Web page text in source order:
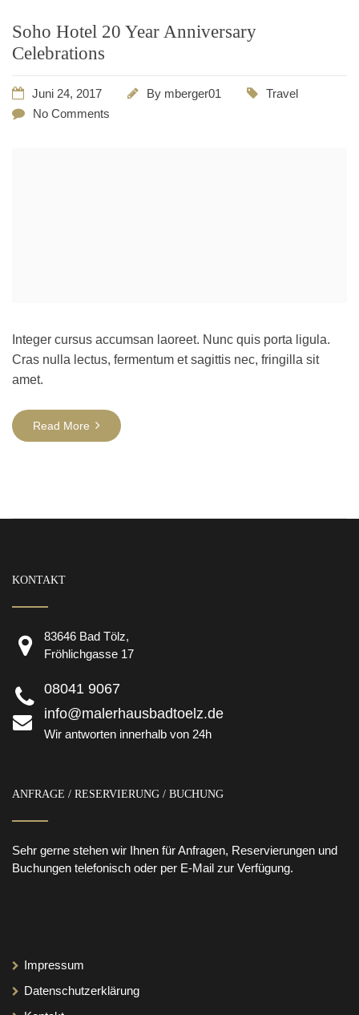
Soho Hotel 20 Year Anniversary
Celebrations
Juni 24, 2017 By mberger01
Travel
No Comments
Integer cursus accumsan laoreet. Nunc quis porta ligula.
Cras nulla lectus, fermentum et sagittis nec, fringilla sit
amet.
Read More
KONTAKT
83646 Bad Tölz,
Fröhlichgasse 17
08041 9067
info@malerhausbadtoelz.de
Wir antworten innerhalb von 24h
ANFRAGE / RESERVIERUNG / BUCHUNG
Sehr gerne stehen wir Ihnen für Anfragen, Reservierungen und
Buchungen telefonisch oder per E-Mail zur Verfügung.
Impressum
Datenschutzerklärung